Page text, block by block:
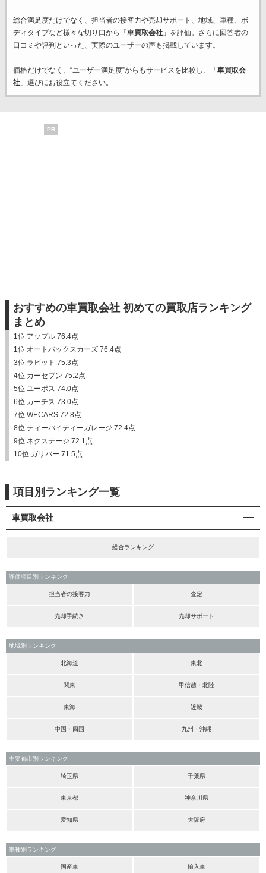
総合満足度だけでなく、担当者の接客力や売却サポート、地域、車種、ボ
ディタイプなど様々な切り口から「車買取会社」を評価。さらに回答者の
口コミや評判といった、実際のユーザーの声も掲載しています。
価格だけでなく、“ユーザー満足度”からもサービスを比較し、「車買取会
社」選びにお役立てください。
PR
おすすめの車買取会社 初めての買取店ランキング
まとめ
1位 アップル 76.4点
1位 オートバックスカーズ 76.4点
3位 ラビット 75.3点
4位 カーセブン 75.2点
5位 ユーポス 74.0点
6位 カーチス 73.0点
7位 WECARS 72.8点
8位 ティーバイティーガレージ 72.4点
9位 ネクステージ 72.1点
10位 ガリバー 71.5点
項目別ランキング一覧
車買取会社
総合ランキング
評価項目別ランキング
担当者の接客力 査定
売却手続き 売却サポート
地域別ランキング
北海道 東北
関東 甲信越・北陸
東海 近畿
中国・四国 九州・沖縄
主要都市別ランキング
埼玉県 千葉県
東京都 神奈川県
愛知県 大阪府
車種別ランキング
国産車 輸入車